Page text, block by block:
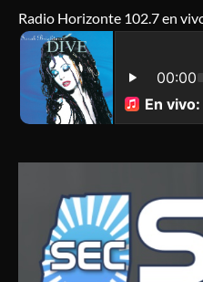
Radio Horizonte 102.7 en